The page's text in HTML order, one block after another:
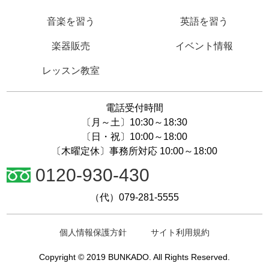
音楽を習う 英語を習う
楽器販売 イベント情報
レッスン教室
電話受付時間
〔月～土〕10:30～18:30
〔日・祝〕10:00～18:00
〔木曜定休〕事務所対応 10:00～18:00
0120-930-430
（代）079-281-5555
個人情報保護方針 サイト利用規約
Copyright © 2019 BUNKADO. All Rights Reserved.